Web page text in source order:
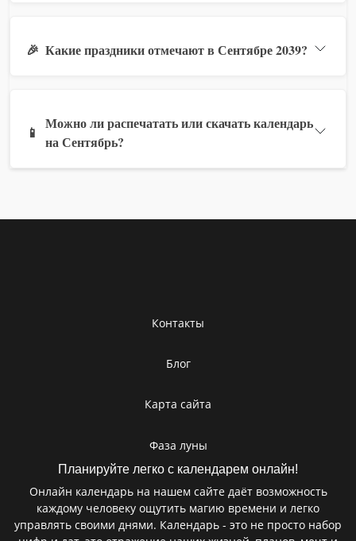
🎉 Какие праздники отмечают в Сентябре 2039?
📱
Можно ли распечатать или скачать календарь
на Сентябрь?
Контакты
Блог
Карта сайта
Фаза луны
Планируйте легко с календарем онлайн!
Онлайн календарь на нашем сайте даёт возможность
каждому человеку ощутить магию времени и легко
управлять своими днями. Календарь - это не просто набор